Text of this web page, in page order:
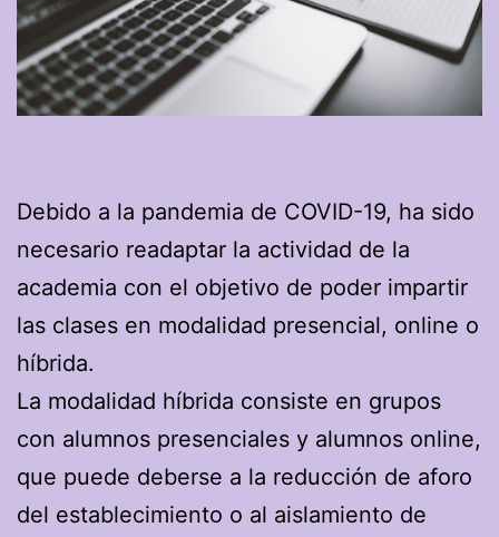
Debido a la pandemia de COVID-19, ha sido
necesario readaptar la actividad de la
academia con el objetivo de poder impartir
las clases en modalidad presencial, online o
híbrida.
La modalidad híbrida consiste en grupos
con alumnos presenciales y alumnos online,
que puede deberse a la reducción de aforo
del establecimiento o al aislamiento de